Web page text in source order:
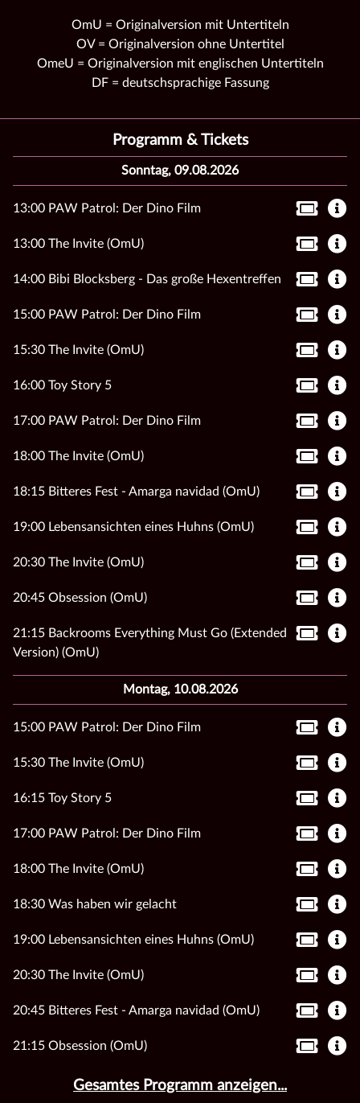
OmU = Originalversion mit Untertiteln
OV = Originalversion ohne Untertitel
OmeU = Originalversion mit englischen Untertiteln
DF = deutschsprachige Fassung
Programm & Tickets
Sonntag, 09.08.2026
13:00 PAW Patrol: Der Dino Film
13:00 The Invite (OmU)
14:00 Bibi Blocksberg - Das große Hexentreffen
15:00 PAW Patrol: Der Dino Film
15:30 The Invite (OmU)
16:00 Toy Story 5
17:00 PAW Patrol: Der Dino Film
18:00 The Invite (OmU)
18:15 Bitteres Fest - Amarga navidad (OmU)
19:00 Lebensansichten eines Huhns (OmU)
20:30 The Invite (OmU)
20:45 Obsession (OmU)
21:15 Backrooms Everything Must Go (Extended
Version) (OmU)
Montag, 10.08.2026
15:00 PAW Patrol: Der Dino Film
15:30 The Invite (OmU)
16:15 Toy Story 5
17:00 PAW Patrol: Der Dino Film
18:00 The Invite (OmU)
18:30 Was haben wir gelacht
19:00 Lebensansichten eines Huhns (OmU)
20:30 The Invite (OmU)
20:45 Bitteres Fest - Amarga navidad (OmU)
21:15 Obsession (OmU)
Gesamtes Programm anzeigen...